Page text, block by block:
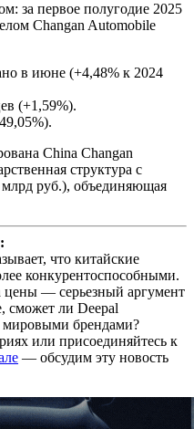
за первое полугодие 2025
Changan Automobile
в июне (+4,48% к 2024
(+1,59%).
China Changan
структура с
руб.), объединяющая
:
что китайские
конкурентоспособными.
цены — серьезный аргумент
сможет ли Deepal
мировыми брендами?
или присоединяйтесь к
— обсудим эту новость